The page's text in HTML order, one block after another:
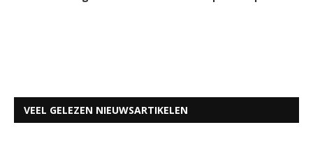
VEEL GELEZEN NIEUWSARTIKELEN